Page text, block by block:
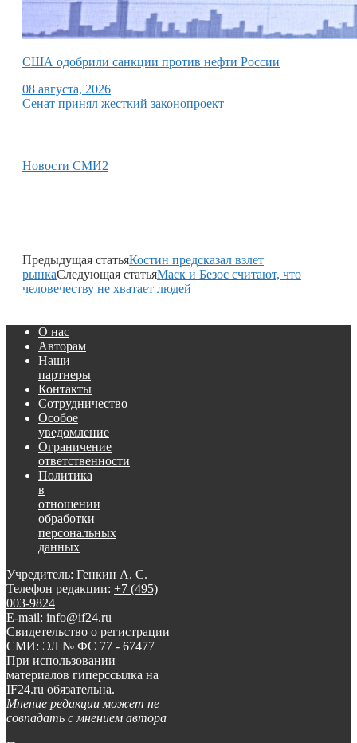
США одобрили санкции против нефти России
08 августа, 2026
Сенат принял жесткий законопроект
Новости СМИ2
Предыдущая статьяКостин предсказал взлет
рынкаСледующая статьяМаск и Безос считают, что
человечеству не хватает людей
О нас
Авторам
Наши
партнеры
Контакты
Сотрудничество
Особое
уведомление
Ограничение
ответственности
Политика
в
отношении
обработки
персональных
данных
Учредитель: Генкин А. С.
Телефон редакции: +7 (495)
003-9824
E-mail: info@if24.ru
Свидетельство о регистрации
СМИ: ЭЛ № ФС 77 - 67477
При использовании
материалов гиперссылка на
IF24.ru обязательна.
Мнение редакции может не
совпадать с мнением автора